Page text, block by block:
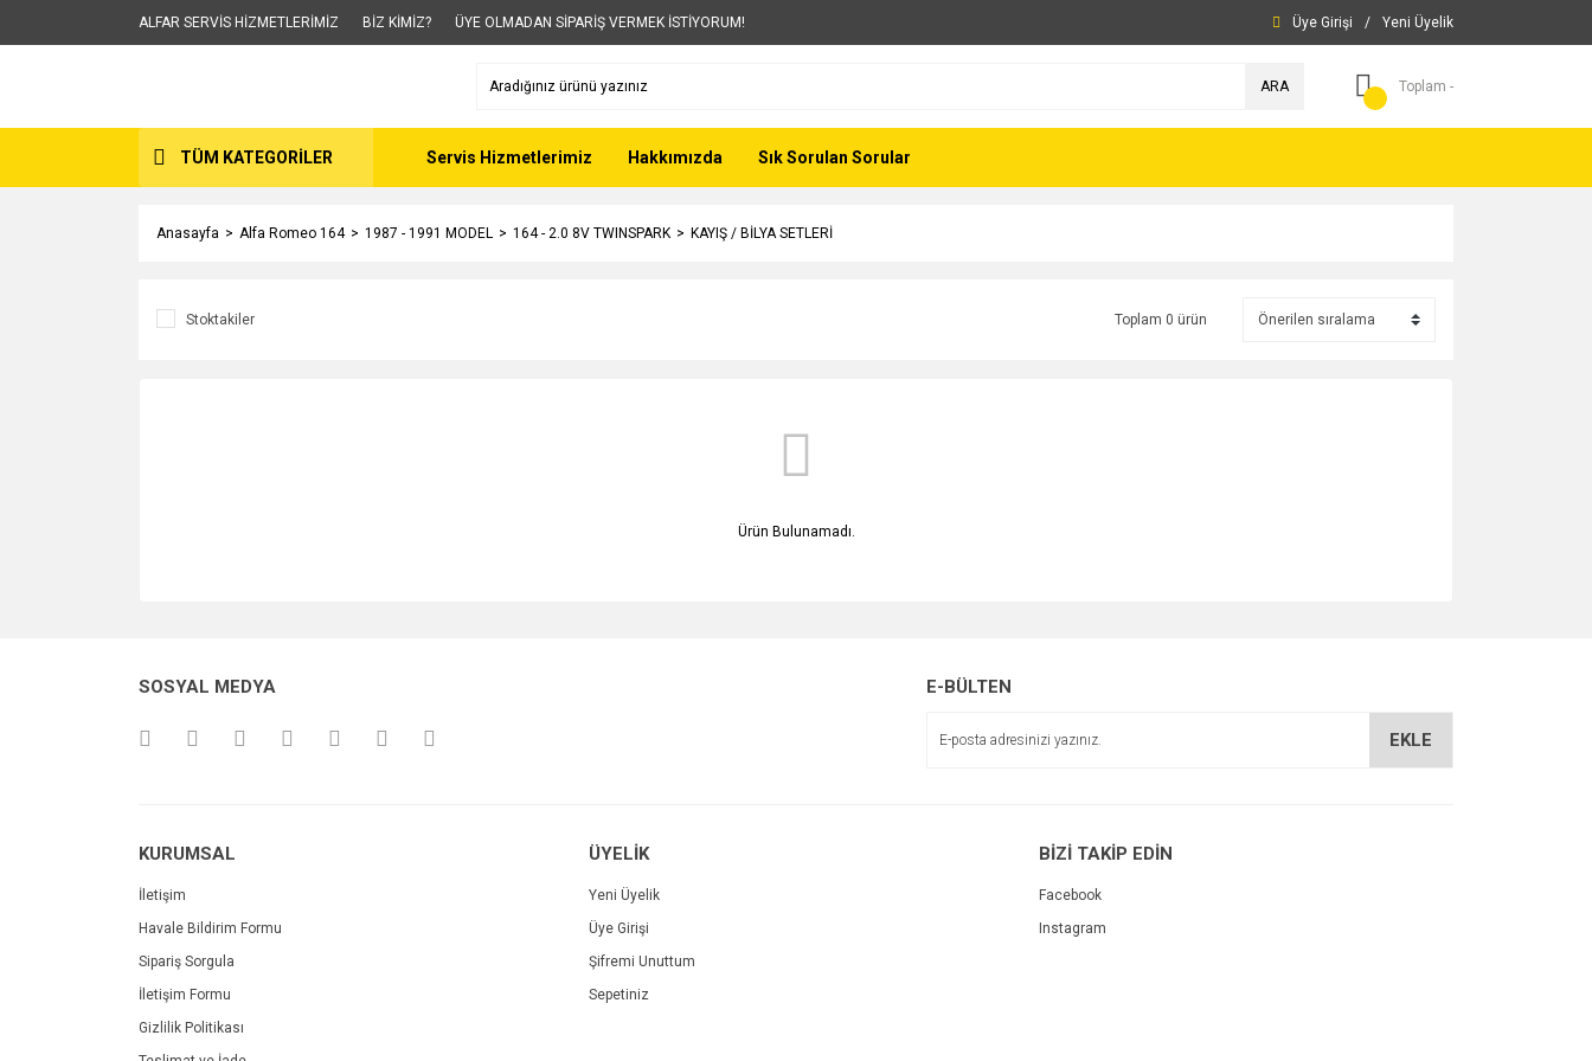
ALFAR SERVİS HİZMETLERİMİZ BİZ KİMİZ? ÜYE OLMADAN SİPARİŞ VERMEK İSTİYORUM! Üye Girişi / Yeni Üyelik
ARA Toplam -
TÜM KATEGORİLER Servis Hizmetlerimiz Hakkımızda Sık Sorulan Sorular
Anasayfa Alfa Romeo 164 1987 - 1991 MODEL 164 - 2.0 8V TWINSPARK KAYIŞ / BİLYA SETLERİ
Stoktakiler Toplam 0 ürün
Ürün Bulunamadı.
SOSYAL MEDYA E-BÜLTEN
EKLE
KURUMSAL
İletişim
Havale Bildirim Formu
Sipariş Sorgula
İletişim Formu
Gizlilik Politikası
ÜYELİK
Yeni Üyelik
Üye Girişi
Şifremi Unuttum
Sepetiniz
BİZİ TAKİP EDİN
Facebook
Instagram